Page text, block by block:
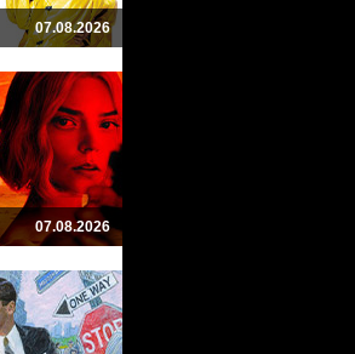
8.8
Звездные войны: Повстанцы
07.08.2026
07.08.2026